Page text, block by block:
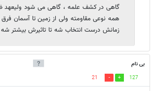
گاهی در کشف علمه ، گاهی می شود ولیعهد
همه نوعی مقاومته ولی از زمین تا آسمان فرق
زمانش درست انتخاب شه تا تاثیرش بیشتر شه
بی نام
127
21